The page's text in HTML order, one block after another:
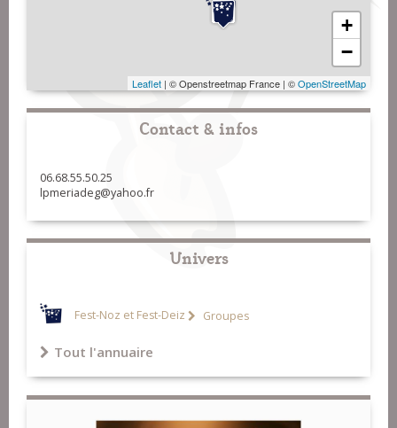
+
−
Leaflet | © Openstreetmap France | ©OpenStreetMap
Contact & infos
06.68.55.50.25
lpmeriadeg@yahoo.fr
Univers
Fest-Noz et Fest-Deiz Groupes
Tout l'annuaire